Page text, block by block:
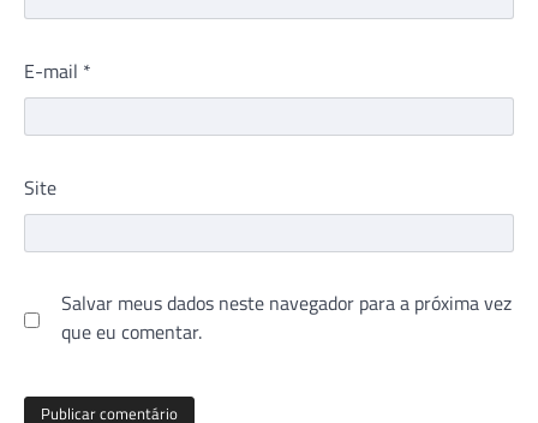
E-mail *
Site
Salvar meus dados neste navegador para a próxima vez
que eu comentar.